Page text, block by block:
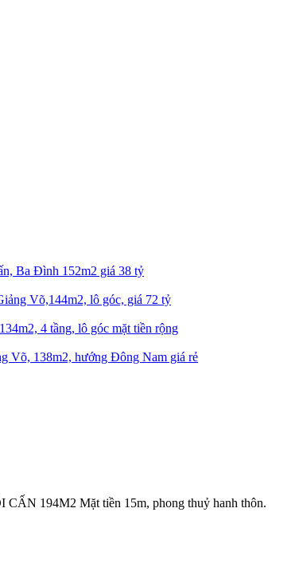
Ba Đình 152m2 giá 38 tỷ
Võ,144m2, lô góc, giá 72 tỷ
4 tầng, lô góc mặt tiền rộng
Võ, 138m2, hướng Đông Nam giá rẻ
194M2 Mặt tiền 15m, phong thuỷ hanh thôn.